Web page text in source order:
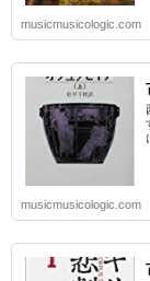
musicmusicologic.com
musicmusicologic.com